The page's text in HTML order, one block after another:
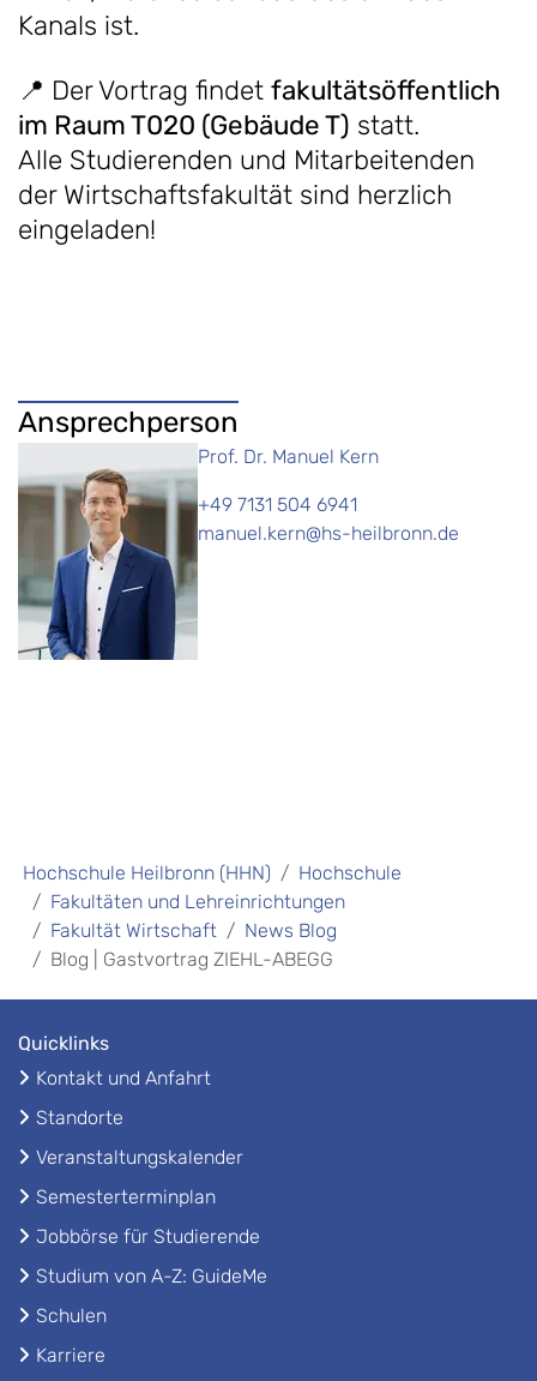
Kanals ist.
📍 Der Vortrag findet fakultätsöffentlich
im Raum T020 (Gebäude T) statt.
Alle Studierenden und Mitarbeitenden
der Wirtschaftsfakultät sind herzlich
eingeladen!
Ansprechperson
Prof. Dr. Manuel Kern
+49 7131 504 6941
manuel.kern@hs-heilbronn.de
Hochschule Heilbronn (HHN)
Hochschule
Fakultäten und Lehreinrichtungen
Fakultät Wirtschaft
News Blog
Blog | Gastvortrag ZIEHL-ABEGG
Quicklinks
Kontakt und Anfahrt
Standorte
Veranstaltungskalender
Semesterterminplan
Jobbörse für Studierende
Studium von A-Z: GuideMe
Schulen
Karriere